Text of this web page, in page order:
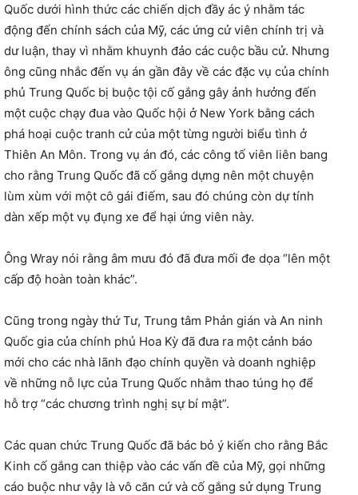
Quốc dưới hình thức các chiến dịch đầy ác ý nhằm tác
động đến chính sách của Mỹ, các ứng cử viên chính trị và
dư luận, thay vì nhằm khuynh đảo các cuộc bầu cử. Nhưng
ông cũng nhắc đến vụ án gần đây về các đặc vụ của chính
phủ Trung Quốc bị buộc tội cố gắng gây ảnh hưởng đến
một cuộc chạy đua vào Quốc hội ở New York bằng cách
phá hoại cuộc tranh cử của một từng người biểu tình ở
Thiên An Môn. Trong vụ án đó, các công tố viên liên bang
cho rằng Trung Quốc đã cố gắng dựng nên một chuyện
lùm xùm với một cô gái điếm, sau đó chúng còn dự tính
dàn xếp một vụ đụng xe để hại ứng viên này.
Ông Wray nói rằng âm mưu đó đã đưa mối đe dọa “lên một
cấp độ hoàn toàn khác”.
Cũng trong ngày thứ Tư, Trung tâm Phản gián và An ninh
Quốc gia của chính phủ Hoa Kỳ đã đưa ra một cảnh báo
mới cho các nhà lãnh đạo chính quyền và doanh nghiệp
về những nỗ lực của Trung Quốc nhằm thao túng họ để
hỗ trợ “các chương trình nghị sự bí mật”.
Các quan chức Trung Quốc đã bác bỏ ý kiến ​​cho rằng Bắc
Kinh cố gắng can thiệp vào các vấn đề của Mỹ, gọi những
cáo buộc như vậy là vô căn cứ và cố gắng sử dụng Trung